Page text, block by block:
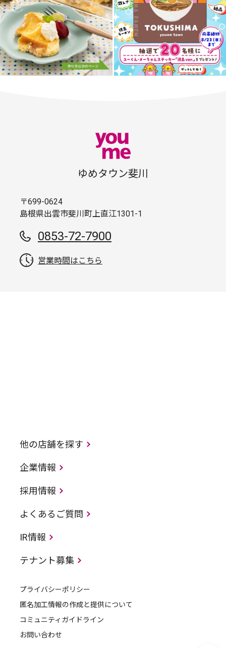
ゆめタウン斐川
〒699-0624
島根県出雲市斐川町上直江1301-1
0853-72-7900
営業時間はこちら
他の店舗を探す
企業情報
採用情報
よくあるご質問
IR情報
テナント募集
プライバシーポリシー
匿名加工情報の作成と提供について
コミュニティガイドライン
お問い合わせ